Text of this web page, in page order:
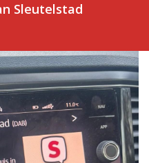
Sleutelstad
0 Volgend uur